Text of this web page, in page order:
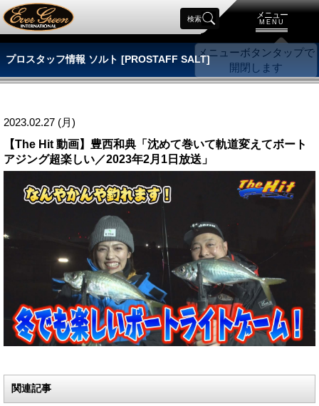
メニュー
MENU
検索
プロスタッフ情報 ソルト [PROSTAFF SALT]
2023.02.27 (月)
【The Hit 動画】豊西和典「沈めて巻いて軌道変えてボート
アジング超楽しい／2023年2月1日放送」
関連記事